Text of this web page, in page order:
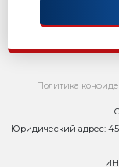
Высота
Масса: 3 675
начала